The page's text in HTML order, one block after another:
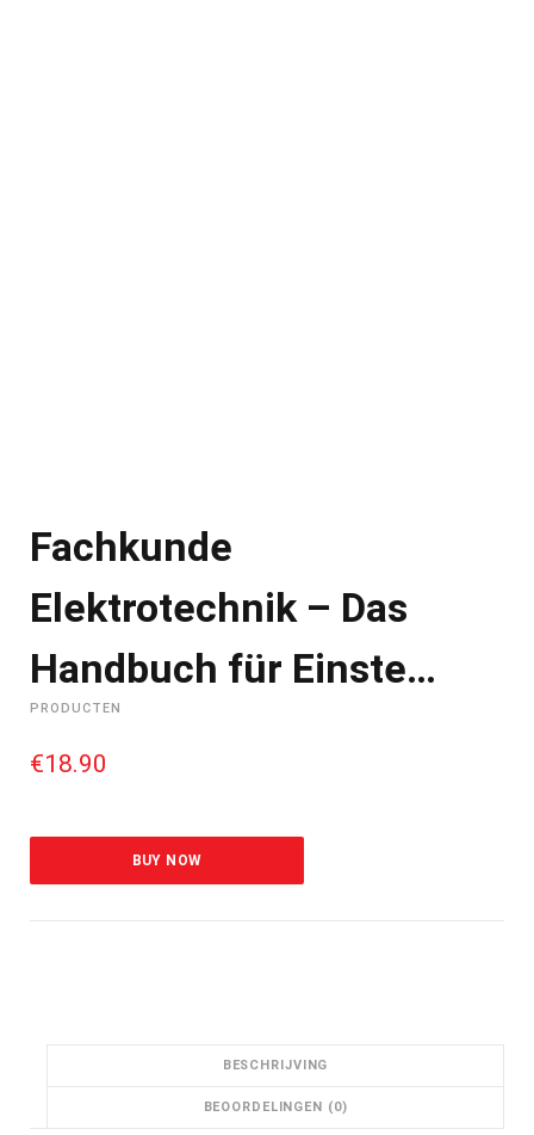
Fachkunde
Elektrotechnik – Das
Handbuch für Einste…
PRODUCTEN
€18.90
BUY NOW
BESCHRIJVING
BEOORDELINGEN (0)